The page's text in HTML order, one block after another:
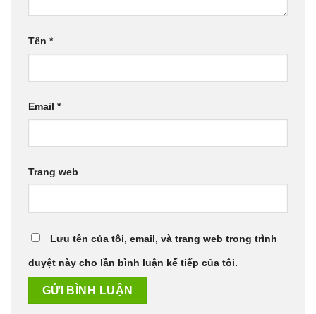
Tên *
Email *
Trang web
Lưu tên của tôi, email, và trang web trong trình
duyệt này cho lần bình luận kế tiếp của tôi.